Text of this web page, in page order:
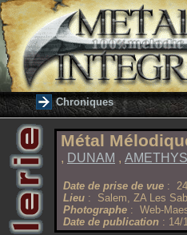
Chroniques
Métal
, DUNAM , AMETHYS
Date de prise de vue :
Lieu : Salem, ZA Les
Photographe : Web-
Date de publication : 14/